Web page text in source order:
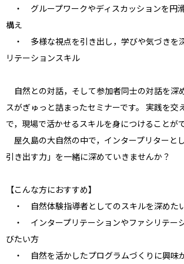
・ グループワークやディスカッションを円
構え
・ 多様な視点を引き出し，学びや気づきを
リテーションスキル
自然との対話，そして参加者同士の対話を深
スがぎゅっと詰まったセミナーです。 実践を交
で，現場で活かせるスキルを身につけることが
屋久島の大自然の中で，インタープリターと
引き出す力」を一緒に深めていきませんか？
【こんな方におすすめ】
・ 自然体験指導者としてのスキルを深めた
・ インタープリテーションやファシリテー
びたい方
・ 自然を活かしたプログラムづくりに興味